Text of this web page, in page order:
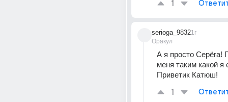
1
serioga_9832
Оракул
1г
А я просто Серёга!
меня таким какой я
Приветик Катюш!
1